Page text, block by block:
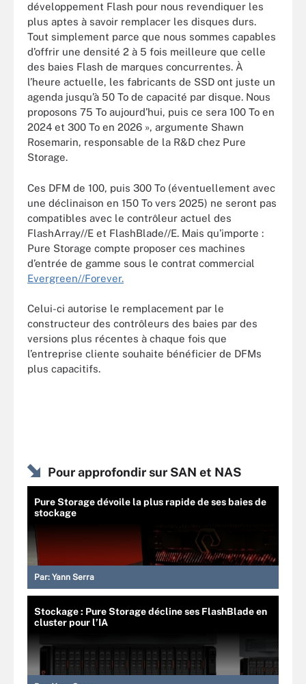
développement Flash pour nous revendiquer les
plus aptes à savoir remplacer les disques durs.
Tout simplement parce que nous sommes capables
d’offrir une densité 2 à 5 fois meilleure que celle
des baies Flash de marques concurrentes. À
l’heure actuelle, les fabricants de SSD ont juste un
agenda jusqu’à 50 To de capacité par disque. Nous
proposons 75 To aujourd’hui, puis ce sera 100 To en
2024 et 300 To en 2026 », argumente Shawn
Rosemarin, responsable de la R&D chez Pure
Storage.
Ces DFM de 100, puis 300 To (éventuellement avec
une déclinaison en 150 To vers 2025) ne seront pas
compatibles avec le contrôleur actuel des
FlashArray//E et FlashBlade//E. Mais qu’importe :
Pure Storage compte proposer ces machines
d’entrée de gamme sous le contrat commercial
Evergreen//Forever.
Celui-ci autorise le remplacement par le
constructeur des contrôleurs des baies par des
versions plus récentes à chaque fois que
l’entreprise cliente souhaite bénéficier de DFMs
plus capacitifs.
Pour approfondir sur SAN et NAS
Pure Storage dévoile la plus rapide de ses baies de
stockage
Par: Yann Serra
Stockage : Pure Storage décline ses FlashBlade en
cluster pour l’IA